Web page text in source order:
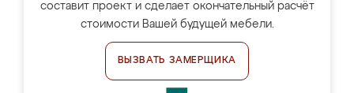
составит проект и сделает окончательный расчёт
стоимости Вашей будущей мебели.
ВЫЗВАТЬ ЗАМЕРЩИКА